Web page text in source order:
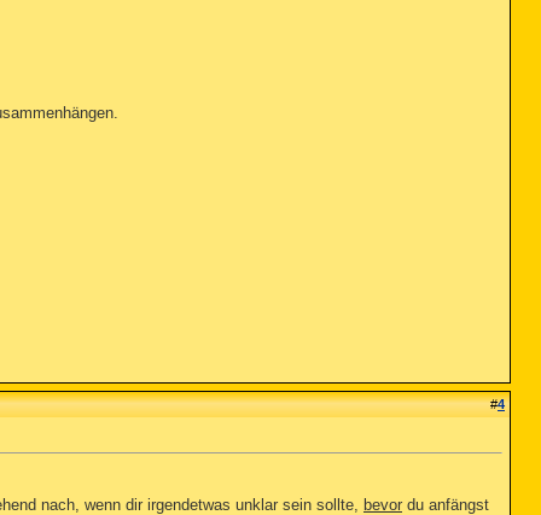
#4
nach, wenn dir irgendetwas unklar sein sollte, bevor du anfängst